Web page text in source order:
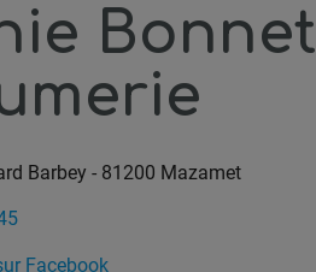
Bonnet
Barbey - 81200 Mazamet